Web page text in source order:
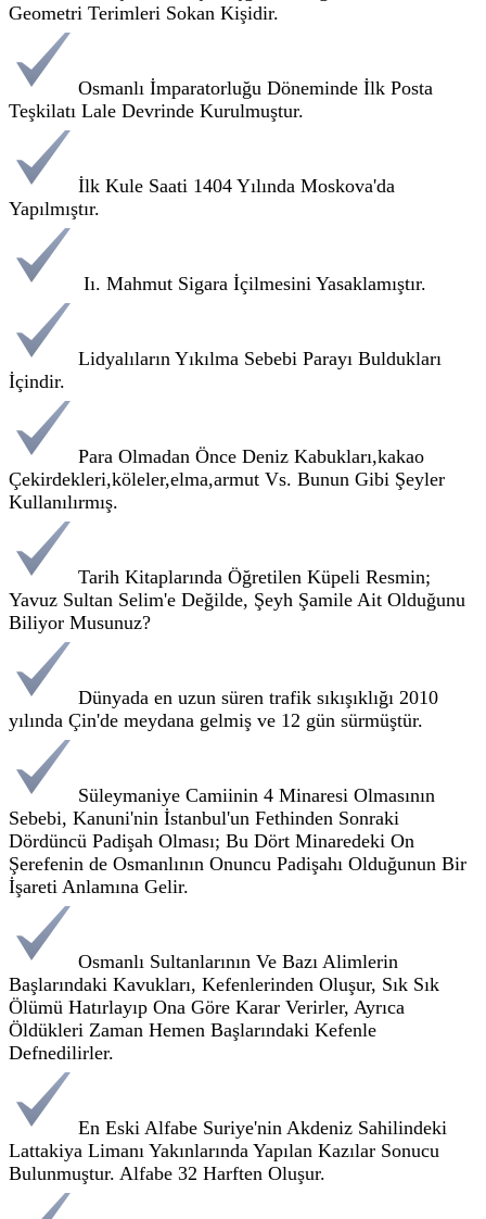
Geometri Terimleri Sokan Kişidir.
Osmanlı İmparatorluğu Döneminde İlk Posta
Teşkilatı Lale Devrinde Kurulmuştur.
İlk Kule Saati 1404 Yılında Moskova'da
Yapılmıştır.
Iı. Mahmut Sigara İçilmesini Yasaklamıştır.
Lidyalıların Yıkılma Sebebi Parayı Buldukları
İçindir.
Para Olmadan Önce Deniz Kabukları,kakao
Çekirdekleri,köleler,elma,armut Vs. Bunun Gibi Şeyler
Kullanılırmış.
Tarih Kitaplarında Öğretilen Küpeli Resmin;
Yavuz Sultan Selim'e Değilde, Şeyh Şamile Ait Olduğunu
Biliyor Musunuz?
Dünyada en uzun süren trafik sıkışıklığı 2010
yılında Çin'de meydana gelmiş ve 12 gün sürmüştür.
Süleymaniye Camiinin 4 Minaresi Olmasının
Sebebi, Kanuni'nin İstanbul'un Fethinden Sonraki
Dördüncü Padişah Olması; Bu Dört Minaredeki On
Şerefenin de Osmanlının Onuncu Padişahı Olduğunun Bir
İşareti Anlamına Gelir.
Osmanlı Sultanlarının Ve Bazı Alimlerin
Başlarındaki Kavukları, Kefenlerinden Oluşur, Sık Sık
Ölümü Hatırlayıp Ona Göre Karar Verirler, Ayrıca
Öldükleri Zaman Hemen Başlarındaki Kefenle
Defnedilirler.
En Eski Alfabe Suriye'nin Akdeniz Sahilindeki
Lattakiya Limanı Yakınlarında Yapılan Kazılar Sonucu
Bulunmuştur. Alfabe 32 Harften Oluşur.